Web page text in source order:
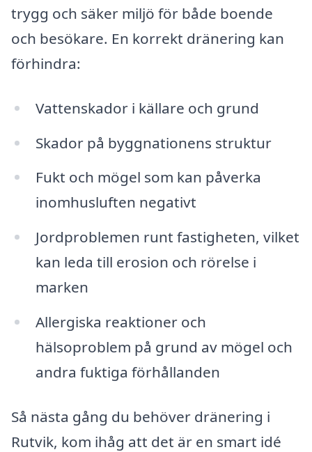
trygg och säker miljö för både boende
och besökare. En korrekt dränering kan
förhindra:
Vattenskador i källare och grund
Skador på byggnationens struktur
Fukt och mögel som kan påverka
inomhusluften negativt
Jordproblemen runt fastigheten, vilket
kan leda till erosion och rörelse i
marken
Allergiska reaktioner och
hälsoproblem på grund av mögel och
andra fuktiga förhållanden
Så nästa gång du behöver dränering i
Rutvik, kom ihåg att det är en smart idé